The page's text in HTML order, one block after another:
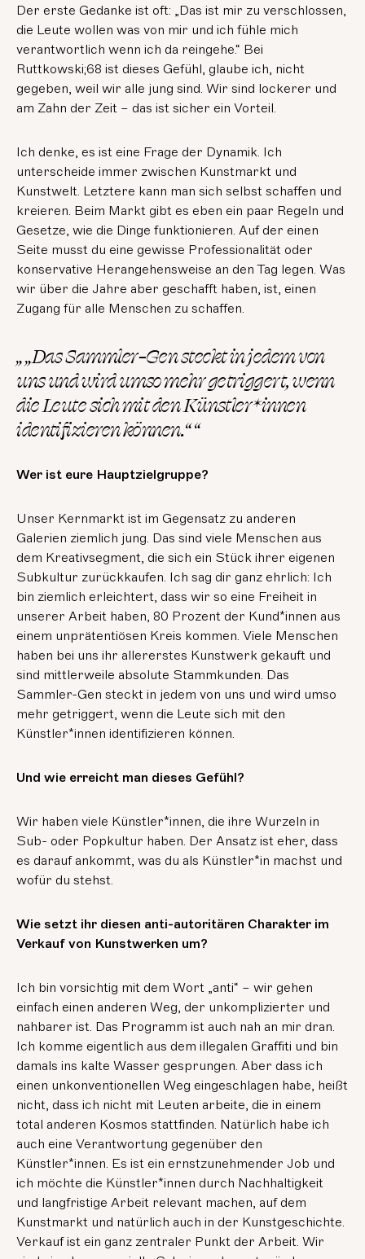
Der erste Gedanke ist oft: „Das ist mir zu verschlossen,
die Leute wollen was von mir und ich fühle mich
verantwortlich wenn ich da reingehe.“ Bei
Ruttkowski;68 ist dieses Gefühl, glaube ich, nicht
gegeben, weil wir alle jung sind. Wir sind lockerer und
am Zahn der Zeit – das ist sicher ein Vorteil.
Ich denke, es ist eine Frage der Dynamik. Ich
unterscheide immer zwischen Kunstmarkt und
Kunstwelt. Letztere kann man sich selbst schaffen und
kreieren. Beim Markt gibt es eben ein paar Regeln und
Gesetze, wie die Dinge funktionieren. Auf der einen
Seite musst du eine gewisse Professionalität oder
konservative Herangehensweise an den Tag legen. Was
wir über die Jahre aber geschafft haben, ist, einen
Zugang für alle Menschen zu schaffen.
„ „Das Sammler-Gen steckt in jedem von
uns und wird umso mehr getriggert, wenn
die Leute sich mit den Künstler*innen
identifizieren können.“ “
Wer ist eure Hauptzielgruppe?
Unser Kernmarkt ist im Gegensatz zu anderen
Galerien ziemlich jung. Das sind viele Menschen aus
dem Kreativsegment, die sich ein Stück ihrer eigenen
Subkultur zurückkaufen. Ich sag dir ganz ehrlich: Ich
bin ziemlich erleichtert, dass wir so eine Freiheit in
unserer Arbeit haben, 80 Prozent der Kund*innen aus
einem unprätentiösen Kreis kommen. Viele Menschen
haben bei uns ihr allererstes Kunstwerk gekauft und
sind mittlerweile absolute Stammkunden. Das
Sammler-Gen steckt in jedem von uns und wird umso
mehr getriggert, wenn die Leute sich mit den
Künstler*innen identifizieren können.
Und wie erreicht man dieses Gefühl?
Wir haben viele Künstler*innen, die ihre Wurzeln in
Sub- oder Popkultur haben. Der Ansatz ist eher, dass
es darauf ankommt, was du als Künstler*in machst und
wofür du stehst.
Wie setzt ihr diesen anti-autoritären Charakter im
Verkauf von Kunstwerken um?
Ich bin vorsichtig mit dem Wort „anti“ – wir gehen
einfach einen anderen Weg, der unkomplizierter und
nahbarer ist. Das Programm ist auch nah an mir dran.
Ich komme eigentlich aus dem illegalen Graffiti und bin
damals ins kalte Wasser gesprungen. Aber dass ich
einen unkonventionellen Weg eingeschlagen habe, heißt
nicht, dass ich nicht mit Leuten arbeite, die in einem
total anderen Kosmos stattfinden. Natürlich habe ich
auch eine Verantwortung gegenüber den
Künstler*innen. Es ist ein ernstzunehmender Job und
ich möchte die Künstler*innen durch Nachhaltigkeit
und langfristige Arbeit relevant machen, auf dem
Kunstmarkt und natürlich auch in der Kunstgeschichte.
Verkauf ist ein ganz zentraler Punkt der Arbeit. Wir